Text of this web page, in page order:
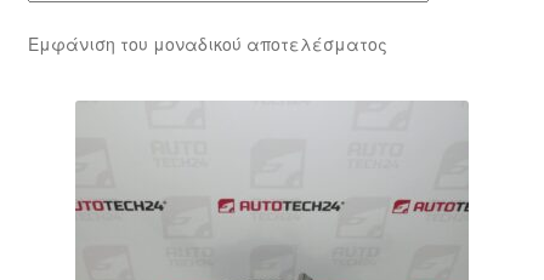
Εμφάνιση του μοναδικού αποτελέσματος